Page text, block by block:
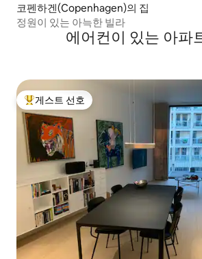
코펜하겐(Copenhagen)의 집
정원이 있는 아늑한 빌라
에어컨이 있는 아파
상위 게스트 선호
게스트 선호